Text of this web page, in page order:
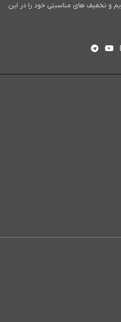
و تخفیف های مناسبتی خود را در این